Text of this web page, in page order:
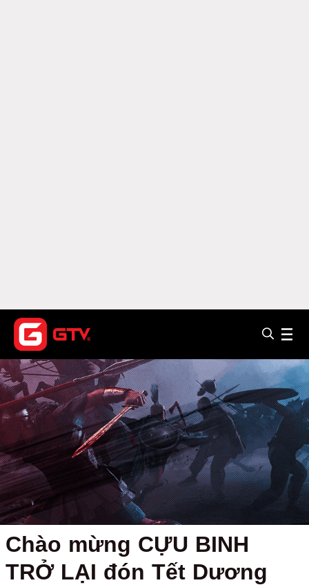
Chào mừng CỰU BINH
TRỞ LẠI đón Tết Dương